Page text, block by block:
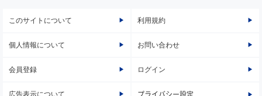
このサイトについて 利用規約
個人情報について お問い合わせ
会員登録 ログイン
広告表示について プライバシー設定